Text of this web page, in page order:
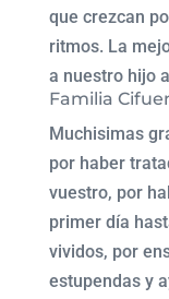
que crezcan
ritmos. La
a nuestro hijo
Familia
Muchisimas
por haber
vuestro, por
primer día
vividos, por
estupendas y